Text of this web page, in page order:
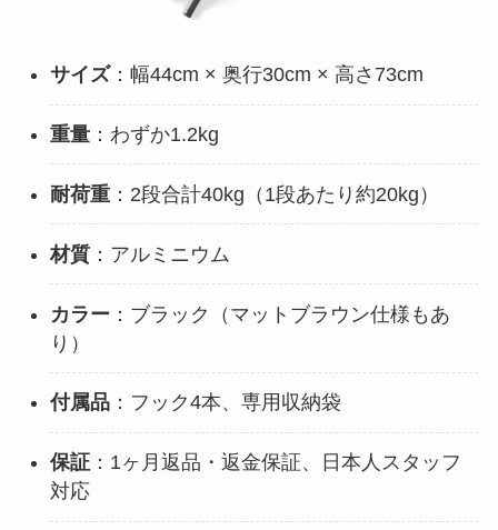
サイズ：幅44cm × 奥行30cm × 高さ73cm
重量：わずか1.2kg
耐荷重：2段合計40kg（1段あたり約20kg）
材質：アルミニウム
カラー ：ブラック（マットブラウン仕様もあ
り）
付属品：フック4本、専用収納袋
保証：1ヶ月返品・返金保証、日本人スタッフ
対応